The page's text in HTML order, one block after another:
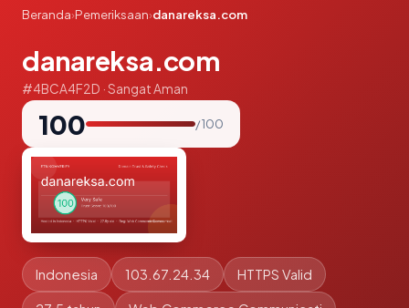
Beranda›Pemeriksaan›danareksa.com
danareksa.com
#4BCA4F2D · Sangat Aman
100 / 100
Indonesia 103.67.24.34 HTTPS Valid